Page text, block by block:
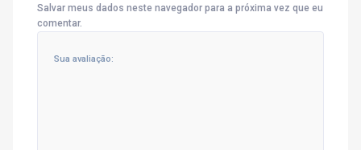
Salvar meus dados neste navegador para a próxima vez que eu
comentar.